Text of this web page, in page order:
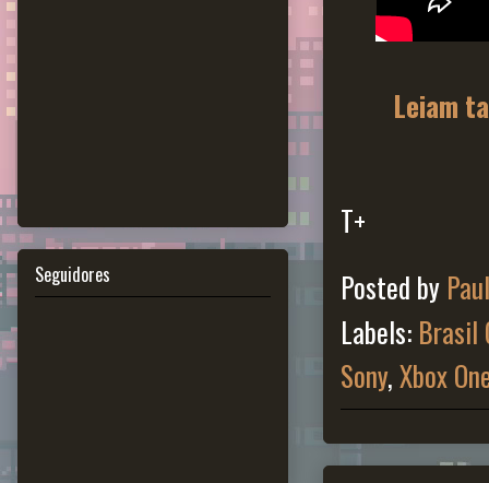
Leiam
T+
Posted by
Labels: Brasil
Sony,Xbox
Seguidores